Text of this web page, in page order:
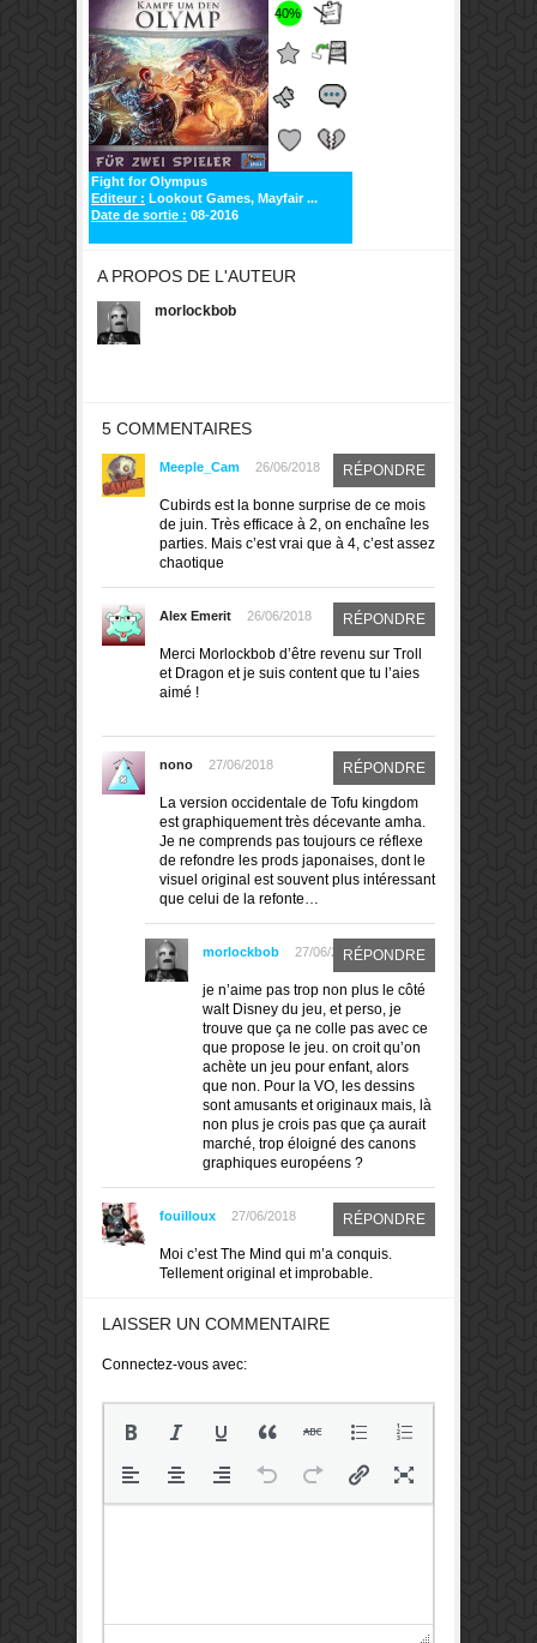
40%
Fight for Olympus
Editeur : Lookout Games, Mayfair ...
Date de sortie : 08-2016
A PROPOS DE L'AUTEUR
morlockbob
5 COMMENTAIRES
Meeple_Cam 26/06/2018 RÉPONDRE
Cubirds est la bonne surprise de ce mois
de juin. Très efficace à 2, on enchaîne les
parties. Mais c’est vrai que à 4, c’est assez
chaotique
Alex Emerit 26/06/2018 RÉPONDRE
Merci Morlockbob d’être revenu sur Troll
et Dragon et je suis content que tu l’aies
aimé !
nono 27/06/2018 RÉPONDRE
La version occidentale de Tofu kingdom
est graphiquement très décevante amha.
Je ne comprends pas toujours ce réflexe
de refondre les prods japonaises, dont le
visuel original est souvent plus intéressant
que celui de la refonte…
morlockbob 27/06/2018RÉPONDRE
je n’aime pas trop non plus le côté
walt Disney du jeu, et perso, je
trouve que ça ne colle pas avec ce
que propose le jeu. on croit qu’on
achète un jeu pour enfant, alors
que non. Pour la VO, les dessins
sont amusants et originaux mais, là
non plus je crois pas que ça aurait
marché, trop éloigné des canons
graphiques européens ?
fouilloux 27/06/2018 RÉPONDRE
Moi c’est The Mind qui m’a conquis.
Tellement original et improbable.
LAISSER UN COMMENTAIRE
Connectez-vous avec: